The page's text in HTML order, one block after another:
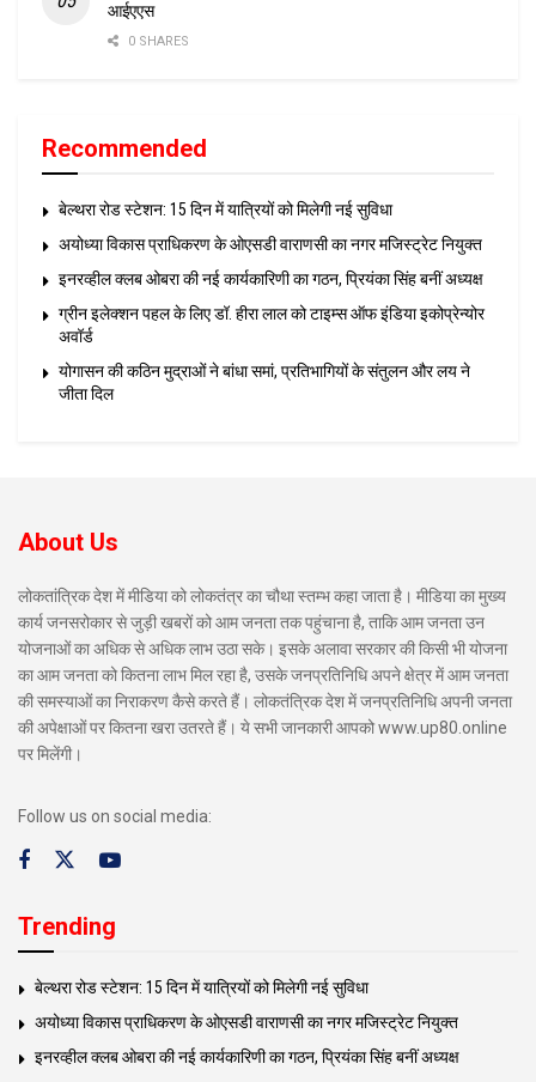
आईएएस
0 SHARES
Recommended
बेल्थरा रोड स्टेशन: 15 दिन में यात्रियों को मिलेगी नई सुविधा
अयोध्या विकास प्राधिकरण के ओएसडी वाराणसी का नगर मजिस्ट्रेट नियुक्त
इनरव्हील क्लब ओबरा की नई कार्यकारिणी का गठन, प्रियंका सिंह बनीं अध्यक्ष
ग्रीन इलेक्शन पहल के लिए डॉ. हीरा लाल को टाइम्स ऑफ इंडिया इकोप्रेन्योर
अवॉर्ड
योगासन की कठिन मुद्राओं ने बांधा समां, प्रतिभागियों के संतुलन और लय ने
जीता दिल
About Us
लोकतांत्रिक देश में मीडिया को लोकतंत्र का चौथा स्तम्भ कहा जाता है। मीडिया का मुख्य
कार्य जनसरोकार से जुड़ी खबरों को आम जनता तक पहुंचाना है, ताकि आम जनता उन
योजनाओं का अधिक से अधिक लाभ उठा सके। इसके अलावा सरकार की किसी भी योजना
का आम जनता को कितना लाभ मिल रहा है, उसके जनप्रतिनिधि अपने क्षेत्र में आम जनता
की समस्याओं का निराकरण कैसे करते हैं। लोकतंत्रिक देश में जनप्रतिनिधि अपनी जनता
की अपेक्षाओं पर कितना खरा उतरते हैं। ये सभी जानकारी आपको www.up80.online
पर मिलेंगी।
Follow us on social media:
Trending
बेल्थरा रोड स्टेशन: 15 दिन में यात्रियों को मिलेगी नई सुविधा
अयोध्या विकास प्राधिकरण के ओएसडी वाराणसी का नगर मजिस्ट्रेट नियुक्त
इनरव्हील क्लब ओबरा की नई कार्यकारिणी का गठन, प्रियंका सिंह बनीं अध्यक्ष